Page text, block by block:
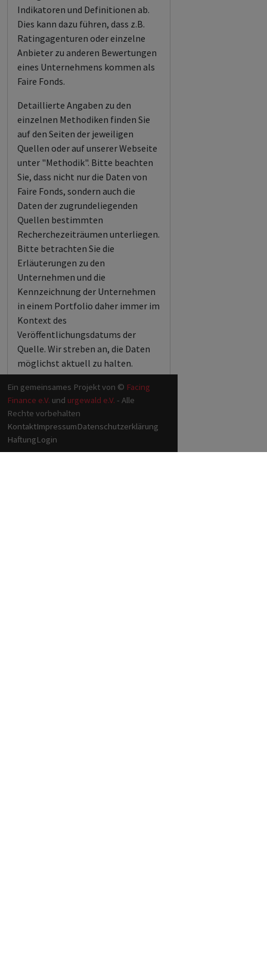
Indikatoren und Definitionen ab.
Dies kann dazu führen, dass z.B.
Ratingagenturen oder einzelne
Anbieter zu anderen Bewertungen
eines Unternehmens kommen als
Faire Fonds.
Detaillierte Angaben zu den
einzelnen Methodiken finden Sie
auf den Seiten der jeweiligen
Quellen oder auf unserer Webseite
unter "Methodik". Bitte beachten
Sie, dass nicht nur die Daten von
Faire Fonds, sondern auch die
Daten der zugrundeliegenden
Quellen bestimmten
Recherchezeiträumen unterliegen.
Bitte betrachten Sie die
Erläuterungen zu den
Unternehmen und die
Kennzeichnung der Unternehmen
in einem Portfolio daher immer im
Kontext des
Veröffentlichungsdatums der
Quelle. Wir streben an, die Daten
möglichst aktuell zu halten.
Ein gemeinsames Projekt von © Facing
Finance e.V. und urgewald e.V. - Alle
Rechte vorbehalten
KontaktImpressumDatenschutzerklärung
HaftungLogin